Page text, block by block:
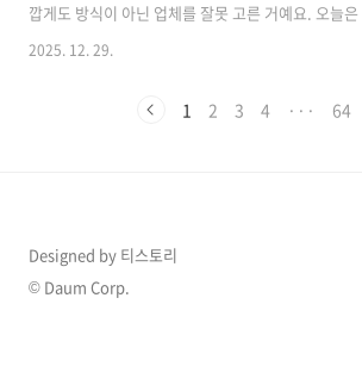
깝게도 방식이 아닌 업체를 잘못 고른 거예요. 오늘
를 고르는 체크리스트 7가지를 알려드릴게요. 아래 체
듈러 업체를 정할 때, 가장 기본이지만 또 가장 많이
2025. 12. 29.
1 2 3 4 ··· 64
Designed by 티스토리
© Daum Corp.